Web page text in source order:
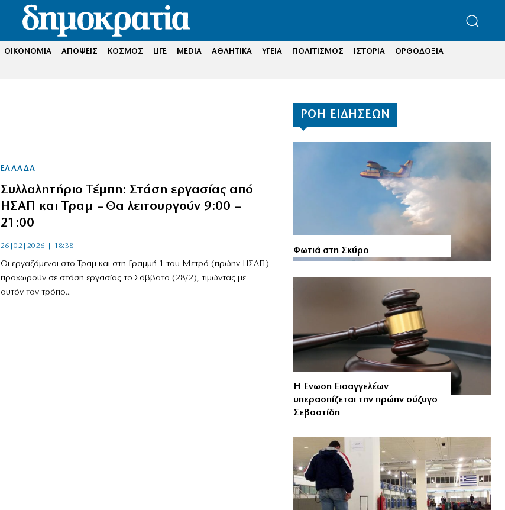
ΟΙΚΟΝΟΜΙΑ ΑΠΟΨΕΙΣ ΚΟΣΜΟΣ LIFE MEDIA ΑΘΛΗΤΙΚΑ ΥΓΕΙΑ ΠΟΛΙΤΙΣΜΟΣ ΙΣΤΟΡΙΑ
ΟΡΘΟΔΟΞΙΑ
ΕΛΛΑΔΑ
Συλλαλητήριο Τέμπη: Στάση εργασίας από
ΗΣΑΠ και Τραμ – Θα λειτουργούν 9:00 –
21:00
26|02|2026 | 18:38
Οι εργαζόμενοι στο Τραμ και στη Γραμμή 1 του Μετρό (πρώην ΗΣΑΠ)
προχωρούν σε στάση εργασίας το Σάββατο (28/2), τιμώντας με
αυτόν τον τρόπο...
ΡΟΗ ΕΙΔΗΣΕΩΝ
Φωτιά στη Σκύρο
Η Ενωση Εισαγγελέων
υπερασπίζεται την πρώην σύζυγο
Σεβαστίδη